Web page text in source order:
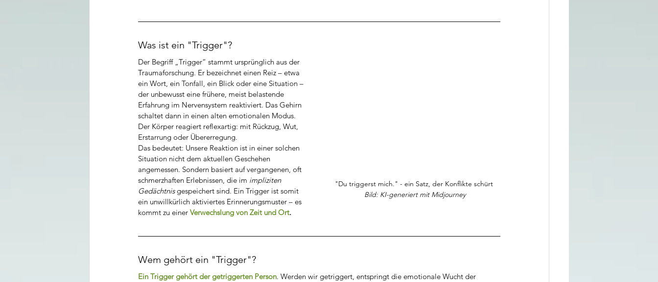
Was ist ein "Trigger"?
"Du triggerst mich." - ein Satz, der Konflikte schürt
Bild: KI-generiert mit Midjourney
Der Begriff „Trigger“ stammt ursprünglich aus der
Traumaforschung. Er bezeichnet einen Reiz – etwa
ein Wort, ein Tonfall, ein Blick oder eine Situation –
der unbewusst eine frühere, meist belastende
Erfahrung im Nervensystem reaktiviert. Das Gehirn
schaltet dann in einen alten emotionalen Modus.
Der Körper reagiert reflexartig: mit Rückzug, Wut,
Erstarrung oder Übererregung.
Das bedeutet: Unsere Reaktion ist in einer solchen
Situation nicht dem aktuellen Geschehen
angemessen. Sondern basiert auf vergangenen, oft
schmerzhaften Erlebnissen, die im impliziten
Gedächtnis gespeichert sind. Ein Trigger ist somit
ein unwillkürlich aktiviertes Erinnerungsmuster – es
kommt zu einer Verwechslung von Zeit und Ort.
Wem gehört ein "Trigger"?
Ein Trigger gehört der getriggerten Person. Werden wir getriggert, entspringt die emotionale Wucht der